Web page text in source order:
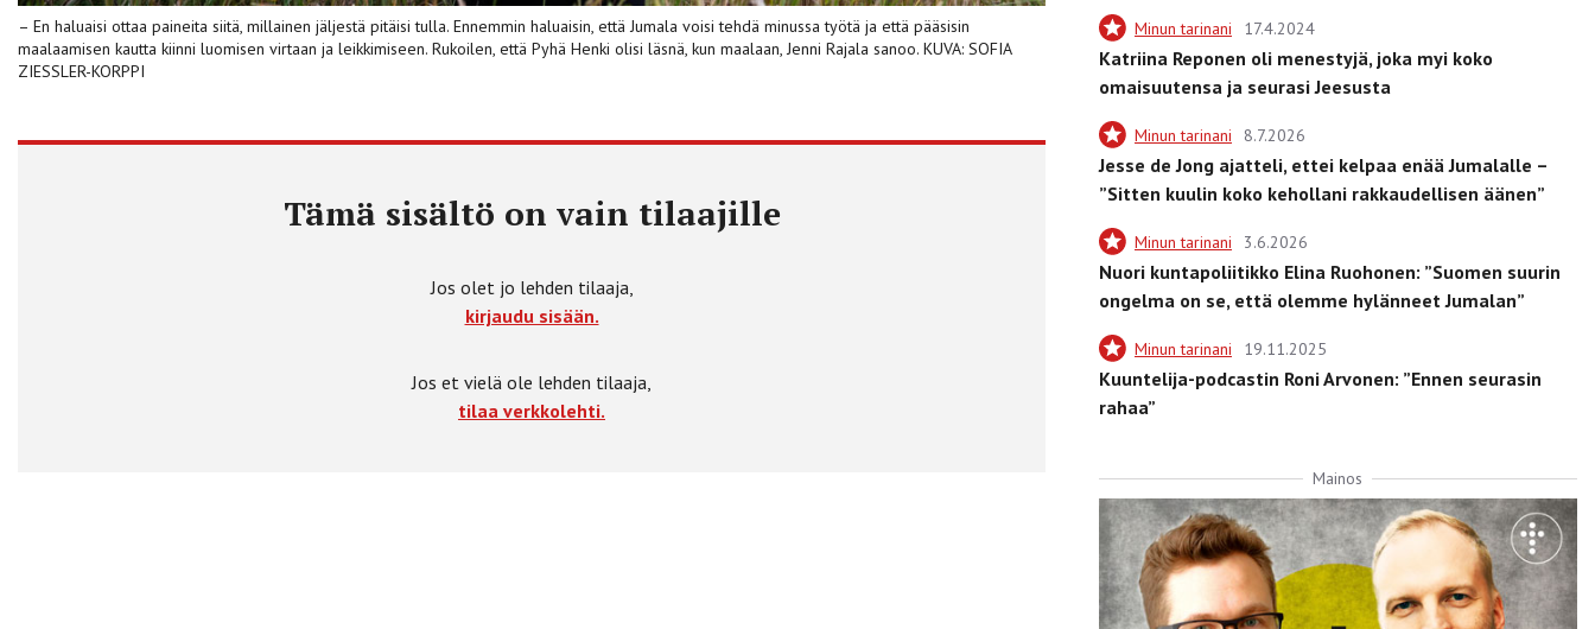
– En haluaisi ottaa paineita siitä, millainen jäljestä pitäisi tulla. Ennemmin haluaisin, että Jumala voisi tehdä minussa työtä ja että pääsisin
maalaamisen kautta kiinni luomisen virtaan ja leikkimiseen. Rukoilen, että Pyhä Henki olisi läsnä, kun maalaan, Jenni Rajala sanoo. KUVA: SOFIA
ZIESSLER-KORPPI
Tämä sisältö on vain tilaajille
Jos olet jo lehden tilaaja,
kirjaudu sisään.
Jos et vielä ole lehden tilaaja,
tilaa verkkolehti.
Minun tarinani 17.4.2024
Katriina Reponen oli menestyjä, joka myi koko
omaisuutensa ja seurasi Jeesusta
Minun tarinani 8.7.2026
Jesse de Jong ajatteli, ettei kelpaa enää Jumalalle –
”Sitten kuulin koko kehollani rakkaudellisen äänen”
Minun tarinani 3.6.2026
Nuori kuntapoliitikko Elina Ruohonen: ”Suomen suurin
ongelma on se, että olemme hylänneet Jumalan”
Minun tarinani 19.11.2025
Kuuntelija-podcastin Roni Arvonen: ”Ennen seurasin
rahaa”
Mainos